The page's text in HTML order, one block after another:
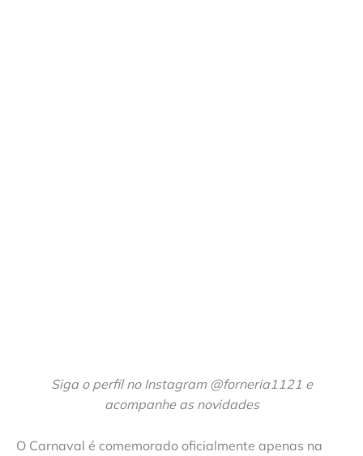
Siga o perfil no Instagram @forneria1121 e
acompanhe as novidades
O Carnaval é comemorado oficialmente apenas na